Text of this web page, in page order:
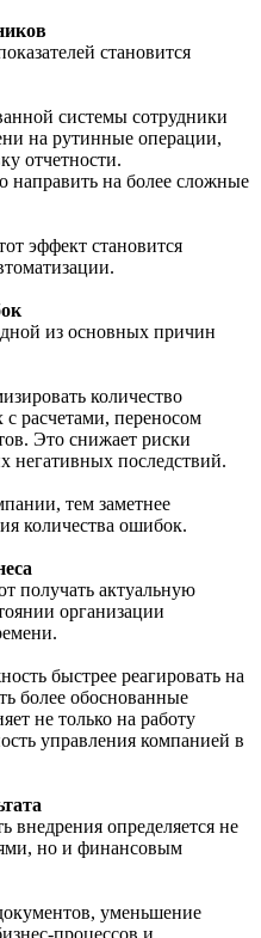
становится
системы сотрудники
на рутинные операции,
отчетности.
на более сложные
эффект становится
из основных причин
количество
расчетами, переносом
Это снижает риски
негативных последствий.
тем заметнее
количества ошибок.
получать актуальную
организации
быстрее реагировать на
более обоснованные
не только на работу
управления компанией в
внедрения определяется не
но и финансовым
уменьшение